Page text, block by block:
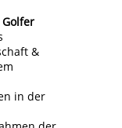
&
in der